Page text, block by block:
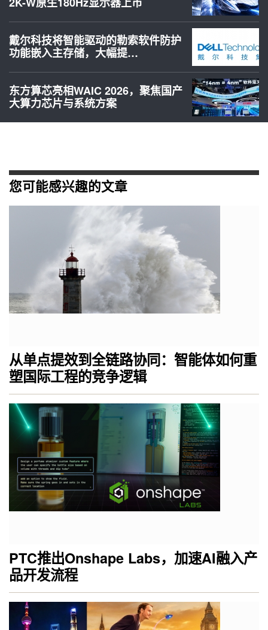
戴尔科技将智能驱动的勒索软件防护
功能嵌入主存储，大幅提…
东方算芯亮相WAIC 2026，聚焦国产
大算力芯片与系统方案
您可能感兴趣的文章
从单点提效到全链路协同：智能体如何重
塑国际工程的竞争逻辑
PTC推出Onshape Labs，加速AI融入产
品开发流程